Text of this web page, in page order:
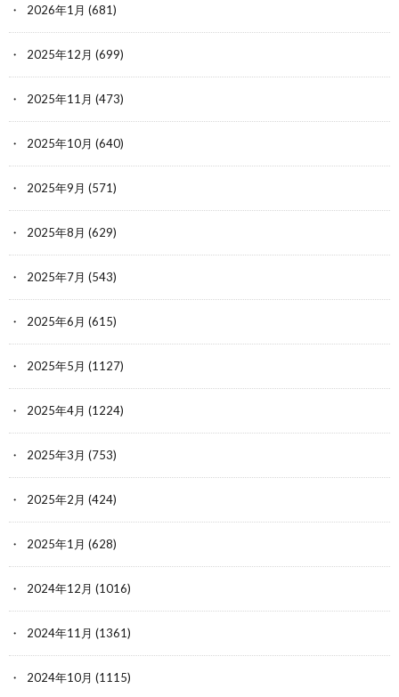
2026年1月 (681)
2025年12月 (699)
2025年11月 (473)
2025年10月 (640)
2025年9月 (571)
2025年8月 (629)
2025年7月 (543)
2025年6月 (615)
2025年5月 (1127)
2025年4月 (1224)
2025年3月 (753)
2025年2月 (424)
2025年1月 (628)
2024年12月 (1016)
2024年11月 (1361)
2024年10月 (1115)